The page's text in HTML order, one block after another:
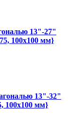
13"-27"
100x100 мм}
13"-32"
100x100 мм}